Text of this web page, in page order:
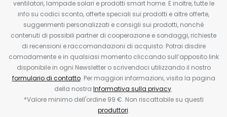
ventilatori, lampade solari e prodotti smart home. E inoltre, tutte le
info su codici sconto, offerte speciali sui prodotti e altre offerte,
suggerimenti personalizzati e consigli sui prodotti, nonché
contenuti di possibili partner di cooperazione e sondaggi, richieste
di recensioni e raccomandazioni di acquisto. Potrai disdire
comodamente e in qualsiasi momento cliccando sull’apposito link
disponibile in ogni Newsletter o scrivendoci utilizzando il nostro
formulario di contatto. Per maggiori informazioni, visita la pagina
della nostra Informativa sulla privacy.
*Valore minimo dell'ordine 99 €. Non riscattabile su questi
produttori.